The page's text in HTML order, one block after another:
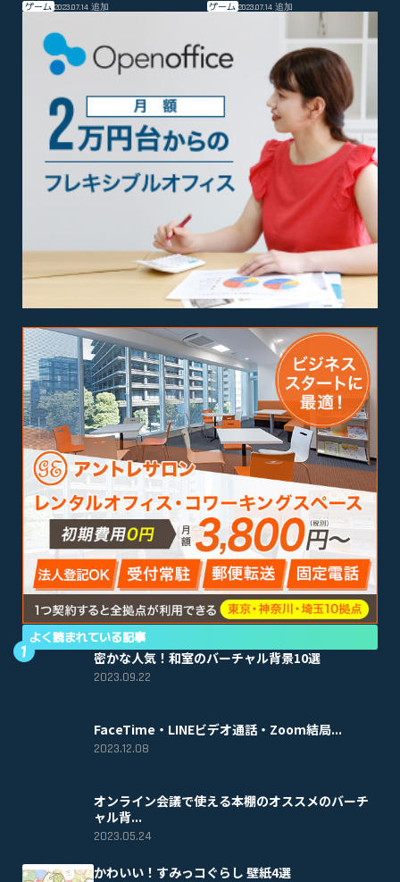
ゲーム 2023.07.14 追加 ゲーム 2023.07.14追加
よく読まれている記事
密かな人気！和室のバーチャル背景10選
2023.09.22
FaceTime・LINEビデオ通話・Zoom結局...
2023.12.08
オンライン会議で使える本棚のオススメのバーチ
ャル背...
2023.05.24
かわいい！すみっコぐらし 壁紙4選